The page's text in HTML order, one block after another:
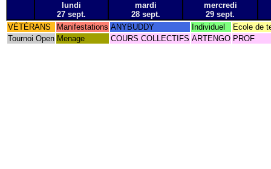
lundi
27 sept.
mardi
28 sept.
mercredi
29 sept.
VÉTÉRANS
Manifestations ANYBUDDY Individuel
Ecole de
Tournoi Open Menage COURS COLLECTIFS ARTENGO PROF